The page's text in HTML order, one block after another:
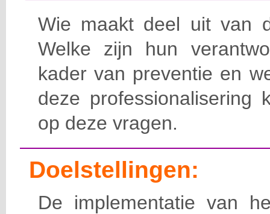
Wie maakt deel uit van
Welke zijn hun
kader van preventie en
deze professionalisering
op deze vragen.
Doelstellingen:
De implementatie van